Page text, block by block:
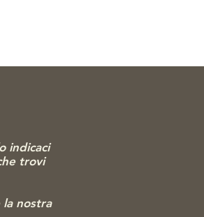
indicaci
trovi
nostra